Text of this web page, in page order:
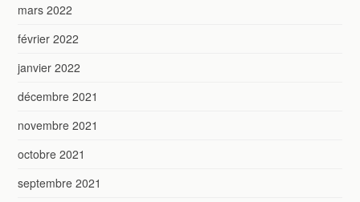
mars 2022
février 2022
janvier 2022
décembre 2021
novembre 2021
octobre 2021
septembre 2021